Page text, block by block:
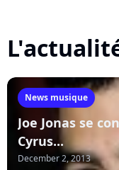
News musique
Joe Jonas se
Cyrus...
December 2, 2013